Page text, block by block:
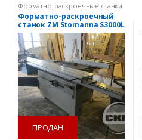
Форматно-раскроечные станки
Форматно-раскроечный
станок ZM Stomanna S3000L
б/у
ПРОДАН